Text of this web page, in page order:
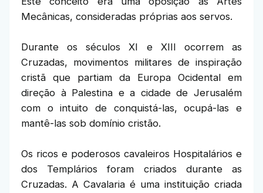
Mecânicas, consideradas próprias aos servos.
Durante os séculos XI e XIII ocorrem as
Cruzadas, movimentos militares de inspiração
cristã que partiam da Europa Ocidental em
direção à Palestina e a cidade de Jerusalém
com o intuito de conquistá-las, ocupá-las e
mantê-las sob domínio cristão.
Os ricos e poderosos cavaleiros Hospitalários e
dos Templários foram criados durante as
Cruzadas. A Cavalaria é uma instituição criada